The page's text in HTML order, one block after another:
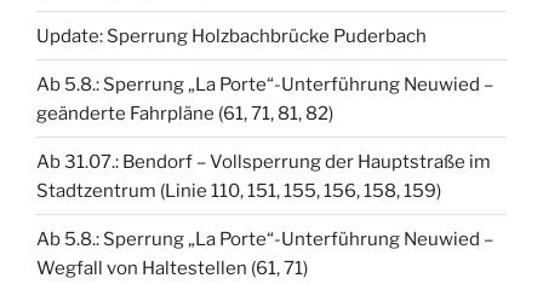
Update: Sperrung Holzbachbrücke Puderbach
Ab 5.8.: Sperrung „La Porte“-Unterführung Neuwied –
geänderte Fahrpläne (61, 71, 81, 82)
Ab 31.07.: Bendorf – Vollsperrung der Hauptstraße im
Stadtzentrum (Linie 110, 151, 155, 156, 158, 159)
Ab 5.8.: Sperrung „La Porte“-Unterführung Neuwied –
Wegfall von Haltestellen (61, 71)